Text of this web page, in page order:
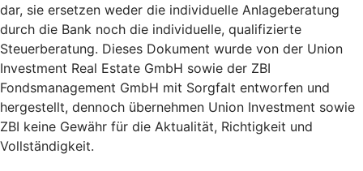
dar, sie ersetzen weder die individuelle Anlageberatung
durch die Bank noch die individuelle, qualifizierte
Steuerberatung. Dieses Dokument wurde von der Union
Investment Real Estate GmbH sowie der ZBI
Fondsmanagement GmbH mit Sorgfalt entworfen und
hergestellt, dennoch übernehmen Union Investment sowie
ZBI keine Gewähr für die Aktualität, Richtigkeit und
Vollständigkeit.